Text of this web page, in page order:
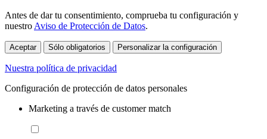
Antes de dar tu consentimiento, comprueba tu configuración y
nuestro Aviso de Protección de Datos.
Aceptar Sólo obligatorios Personalizar la configuración
Nuestra política de privacidad
Configuración de protección de datos personales
Marketing a través de customer match